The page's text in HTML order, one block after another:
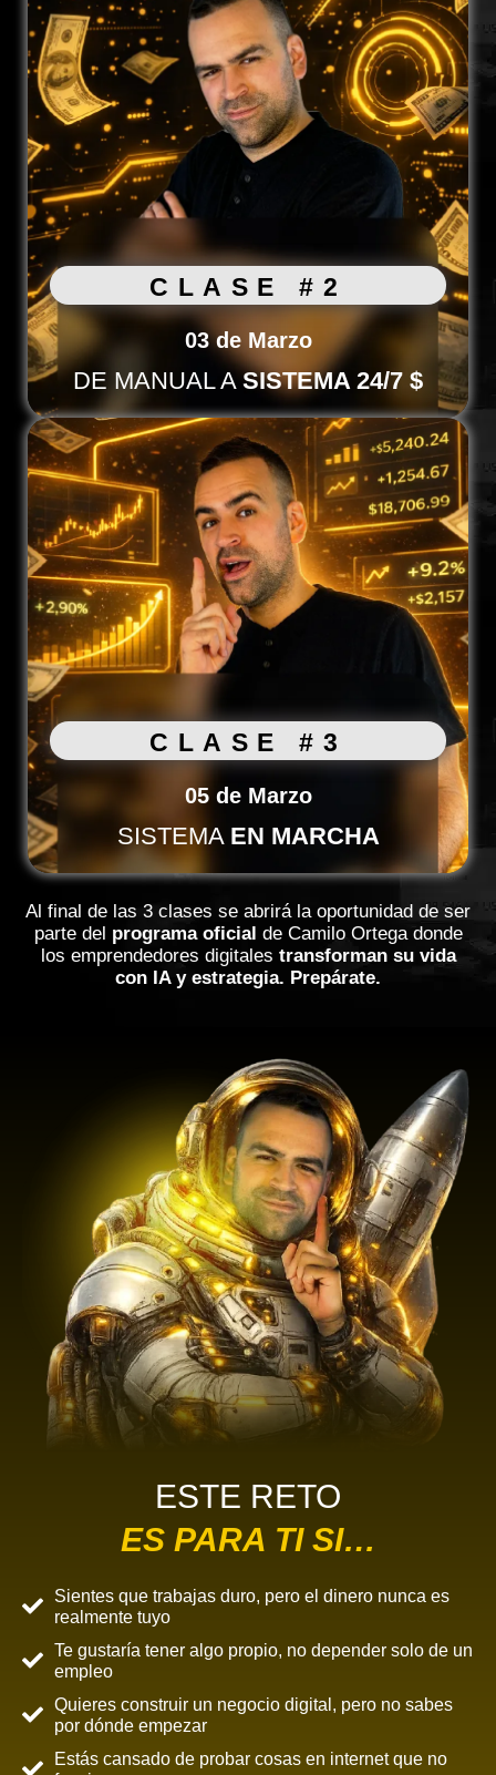
CLASE #2
03 de Marzo
DE MANUAL ASISTEMA 24/7 $
CLASE #3
05 de Marzo
SISTEMA EN MARCHA
Al final de las 3 clases se abrirá la oportunidad de ser
parte del programa oficial de Camilo Ortega donde
los emprendedores digitales transforman su vida
con IA y estrategia. Prepárate.
ESTE RETO
ES PARA TI SI…
Sientes que trabajas duro, pero el dinero nunca es
realmente tuyo
Te gustaría tener algo propio, no depender solo de un
empleo
Quieres construir un negocio digital, pero no sabes
por dónde empezar
Estás cansado de probar cosas en internet que no